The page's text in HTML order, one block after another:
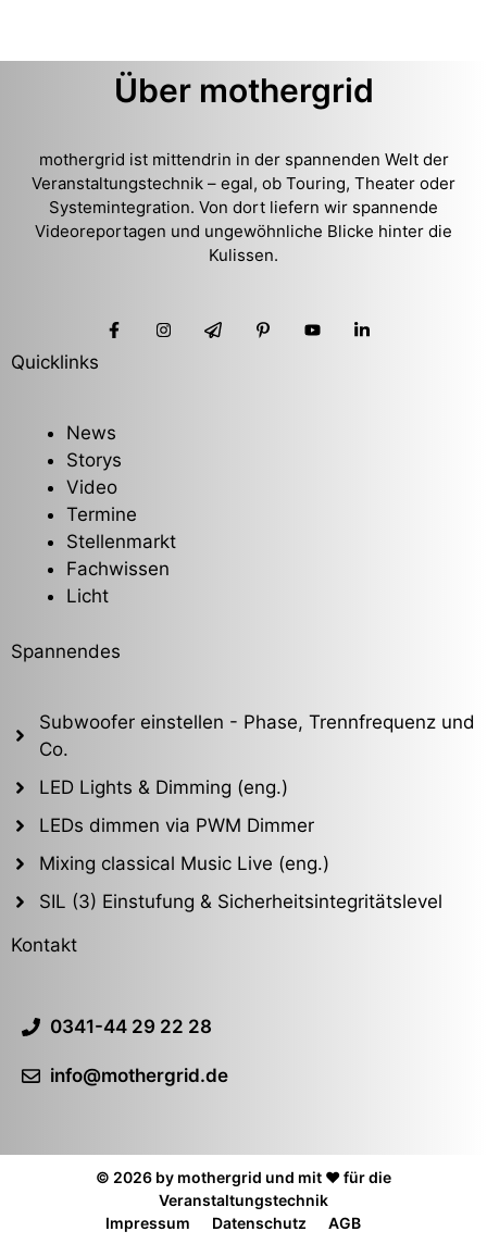
Über mothergrid
mothergrid ist mittendrin in der spannenden Welt der
Veranstaltungstechnik – egal, ob Touring, Theater oder
Systemintegration. Von dort liefern wir spannende
Videoreportagen und ungewöhnliche Blicke hinter die
Kulissen.
Quicklinks
News
Storys
Video
Termine
Stellenmarkt
Fachwissen
Licht
Spannendes
Subwoofer einstellen - Phase, Trennfrequenz und
Co.
LED Lights & Dimming (eng.)
LEDs dimmen via PWM Dimmer
Mixing classical Music Live (eng.)
SIL (3) Einstufung & Sicherheitsintegritätslevel
Kontakt
0341-44 29 22 28
info@mothergrid.de
© 2026 by mothergrid und mit ❤️ für die
Veranstaltungstechnik
Impressum
Datenschutz AGB